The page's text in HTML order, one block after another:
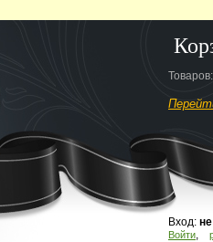
Товаров:
Вход:
Войти,